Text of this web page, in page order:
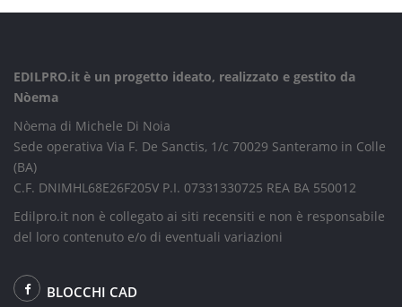
EDILPRO.it è un progetto ideato, realizzato e gestito da
Nòema
Nòema di Michele Di Noia
Sede operativa Via F. De Sanctis, 1/c 70029 Santeramo in Colle
(BA)
C.F. DNIMHL68E26F205V P.I. 07331330725 REA BA 550012
Edilpro.it non è collegato ai siti recensiti e non è responsabile
del loro contenuto e/o di eventuali variazioni
BLOCCHI CAD